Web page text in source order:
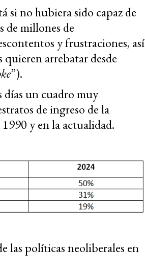
si no hubiera sido capaz de
de millones de
y frustraciones, así
arrebatar desde
”).
un cuadro muy
de ingreso de la
y en la actualidad.
las políticas neoliberales en